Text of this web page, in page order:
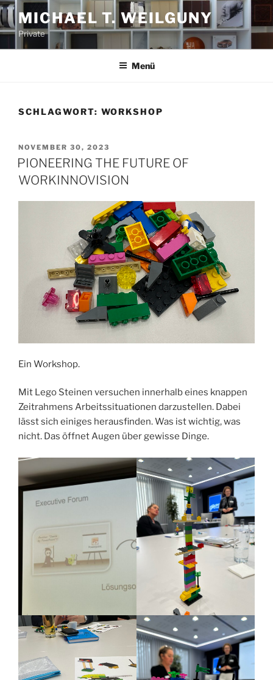
Zum
Inhalt
springen
MICHAEL T. WEILGUNY
Private
Menü
SCHLAGWORT: WORKSHOP
VERÖFFENTLICHT
AM
NOVEMBER 30, 2023
PIONEERING THE FUTURE OF
WORKINNOVISION
Ein Workshop.
Mit Lego Steinen versuchen innerhalb eines knappen
Zeitrahmens Arbeitssituationen darzustellen. Dabei
lässt sich einiges herausfinden. Was ist wichtig, was
nicht. Das öffnet Augen über gewisse Dinge.